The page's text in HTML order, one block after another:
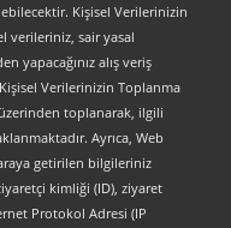
Kişisel Verilerinizin
verileriniz, sair yasal
yapacağınız alış veriş
Verilerinizin Toplanma
toplanarak, ilgili
Ayrıca, Web
getirilen bilgileriniz
kimliği (ID), ziyaret
Protokol Adresi (IP